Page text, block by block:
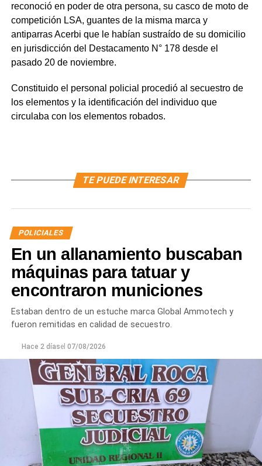
reconoció en poder de otra persona, su casco de moto de
competición LSA, guantes de la misma marca y
antiparras Acerbi que le habían sustraído de su domicilio
en jurisdicción del Destacamento N° 178 desde el
pasado 20 de noviembre.
Constituido el personal policial procedió al secuestro de
los elementos y la identificación del individuo que
circulaba con los elementos robados.
TE PUEDE INTERESAR
POLICIALES
En un allanamiento buscaban
máquinas para tatuar y
encontraron municiones
Estaban dentro de un estuche marca Global Ammotech y
fueron remitidas en calidad de secuestro.
Hace 2 díasel 07/08/2026